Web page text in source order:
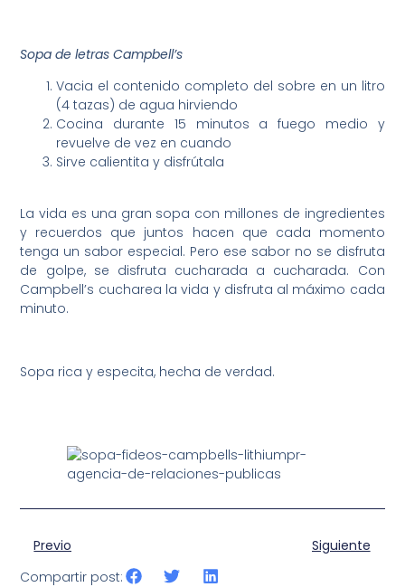
Sopa de letras Campbell’s
Vacia el contenido completo del sobre en un litro
(4 tazas) de agua hirviendo
Cocina durante 15 minutos a fuego medio y
revuelve de vez en cuando
Sirve calientita y disfrútala
La vida es una gran sopa con millones de ingredientes
y recuerdos que juntos hacen que cada momento
tenga un sabor especial. Pero ese sabor no se disfruta
de golpe, se disfruta cucharada a cucharada. Con
Campbell’s cucharea la vida y disfruta al máximo cada
minuto.
Sopa rica y especita, hecha de verdad.
Previo
Siguiente
Compartir post: